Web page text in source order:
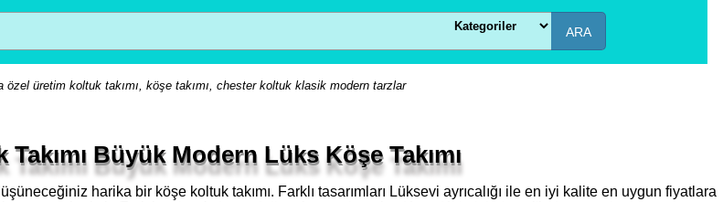
ARA
özel üretim koltuk takımı, köşe takımı, chester koltuk klasik modern tarzlar
Büyük Modern Lüks Köşe Takımı
harika bir köşe koltuk takımı. Farklı tasarımları Lüksevi ayrıcalığı ile en iyi kalite en uygun fiyatlara